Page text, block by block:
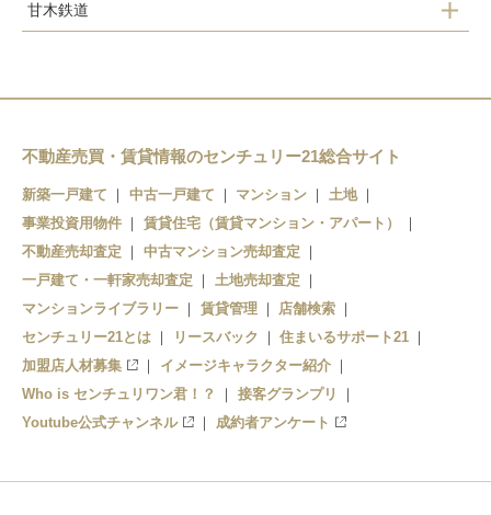
甘木鉄道
不動産売買・賃貸情報のセンチュリー21総合サイト
新築一戸建て 中古一戸建て マンション
土地
事業投資用物件
賃貸住宅（賃貸マンション・アパート）
不動産売却査定
中古マンション売却査定
一戸建て・一軒家売却査定
土地売却査定
マンションライブラリー
賃貸管理
店舗検索
センチュリー21とは
リースバック
住まいるサポート21
加盟店人材募集
イメージキャラクター紹介
Who is センチュリワン君！？
接客グランプリ
Youtube公式チャンネル
成約者アンケート